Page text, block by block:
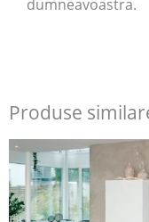
dumneavoastra.
Produse